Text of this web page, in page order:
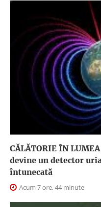
CĂLĂTORIE ÎN
devine un detector
întunecată
Acum 7 ore, 44 minute